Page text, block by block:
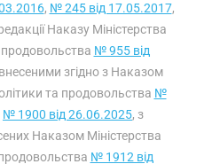
, № 245 від 17.05.2017,
Наказу Міністерства
продовольства № 955 від
згідно з Наказом
та продовольства №
№ 1900 від 26.06.2025, з
Наказом Міністерства
№ 1912 від